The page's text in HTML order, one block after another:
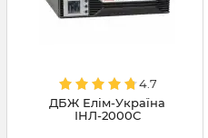
4.7
ДБЖ Елім-Україна
ІНЛ-2000С